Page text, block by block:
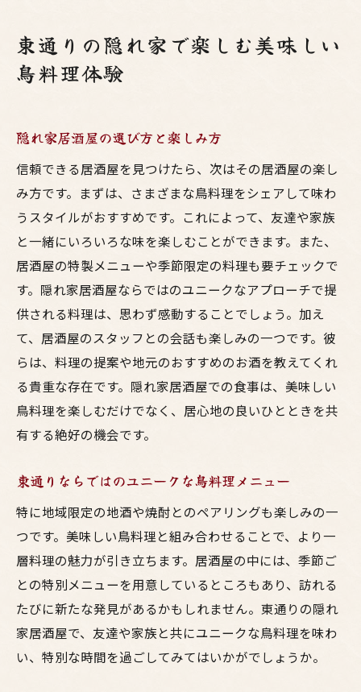
東通りの隠れ家で楽しむ美味しい
鳥料理体験
隠れ家居酒屋の選び方と楽しみ方
信頼できる居酒屋を見つけたら、次はその居酒屋の楽し
み方です。まずは、さまざまな鳥料理をシェアして味わ
うスタイルがおすすめです。これによって、友達や家族
と一緒にいろいろな味を楽しむことができます。また、
居酒屋の特製メニューや季節限定の料理も要チェックで
す。隠れ家居酒屋ならではのユニークなアプローチで提
供される料理は、思わず感動することでしょう。加え
て、居酒屋のスタッフとの会話も楽しみの一つです。彼
らは、料理の提案や地元のおすすめのお酒を教えてくれ
る貴重な存在です。隠れ家居酒屋での食事は、美味しい
鳥料理を楽しむだけでなく、居心地の良いひとときを共
有する絶好の機会です。
東通りならではのユニークな鳥料理メニュー
特に地域限定の地酒や焼酎とのペアリングも楽しみの一
つです。美味しい鳥料理と組み合わせることで、より一
層料理の魅力が引き立ちます。居酒屋の中には、季節ご
との特別メニューを用意しているところもあり、訪れる
たびに新たな発見があるかもしれません。東通りの隠れ
家居酒屋で、友達や家族と共にユニークな鳥料理を味わ
い、特別な時間を過ごしてみてはいかがでしょうか。